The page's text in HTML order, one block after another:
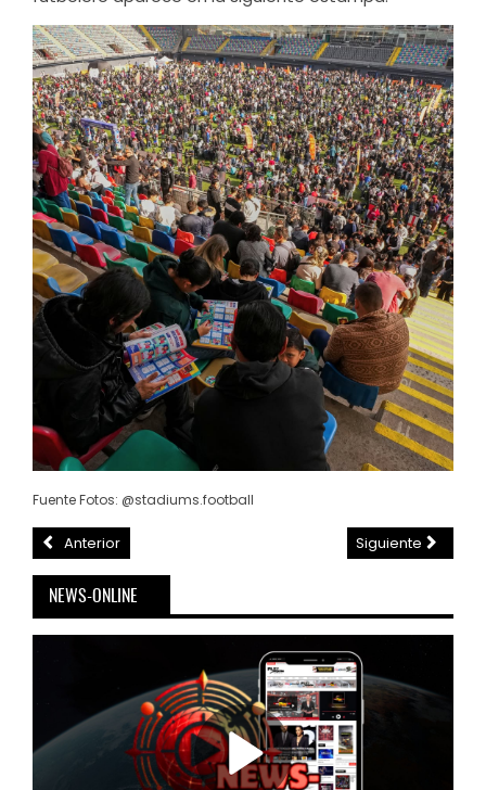
Fuente Fotos: @stadiums.football
Anterior Siguiente
NEWS-ONLINE